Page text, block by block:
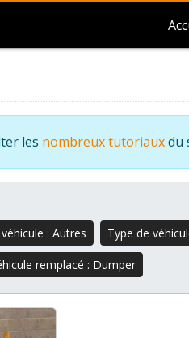
les nombreux tutoriauxdu
: Autres Type de
remplacé : Dumper